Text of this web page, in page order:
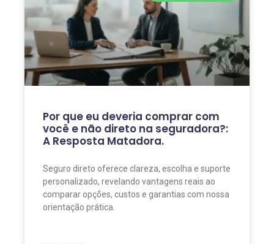
Por que eu deveria comprar com
você e não direto na seguradora?:
A Resposta Matadora.
Seguro direto oferece clareza, escolha e suporte
personalizado, revelando vantagens reais ao
comparar opções, custos e garantias com nossa
orientação prática.